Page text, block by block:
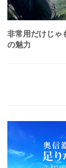
非常用だけじゃ
の魅力